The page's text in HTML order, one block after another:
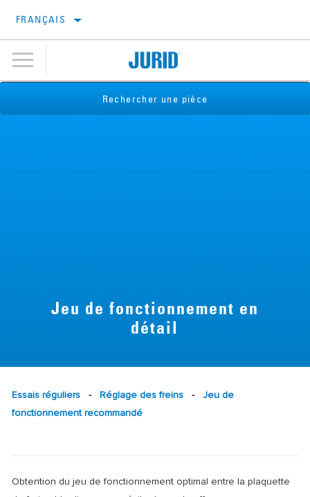
FRANÇAIS
Rechercher une pièce
Jeu de fonctionnement en
détail
Essais réguliers - Réglage des freins - Jeu de
fonctionnement recommandé
Obtention du jeu de fonctionnement optimal entre la plaquette